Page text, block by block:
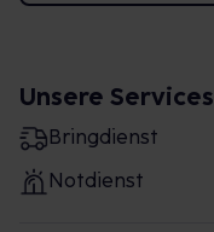
Unsere Services
Bringdienst
Notdienst